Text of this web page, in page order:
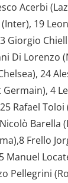
Acerbi
19
Giorgio
Di Lorenzo
24
Germain), 4
Rafael Toloi
Barella
Frello
Manuel
Pellegrini